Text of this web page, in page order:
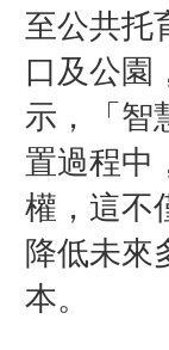
至公共托
口及公園
示，「智
置過程中
權，這不
降低未來
本。